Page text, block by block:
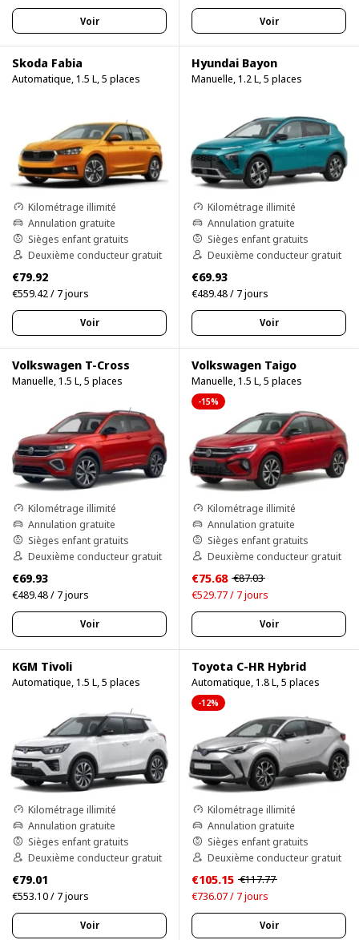
Voir Voir
Skoda Fabia
Automatique, 1.5 L, 5 places
Kilométrage illimité
Annulation gratuite
Sièges enfant gratuits
Deuxième conducteur gratuit
€79.92
€559.42 / 7 jours
Voir
Hyundai Bayon
Manuelle, 1.2 L, 5 places
Kilométrage illimité
Annulation gratuite
Sièges enfant gratuits
Deuxième conducteur gratuit
€69.93
€489.48 / 7 jours
Voir
Volkswagen T-Cross
Manuelle, 1.5 L, 5 places
Kilométrage illimité
Annulation gratuite
Sièges enfant gratuits
Deuxième conducteur gratuit
€69.93
€489.48 / 7 jours
Voir
Volkswagen Taigo
Manuelle, 1.5 L, 5 places
-15%
Kilométrage illimité
Annulation gratuite
Sièges enfant gratuits
Deuxième conducteur gratuit
€75.68 €87.03
€529.77 / 7 jours
Voir
KGM Tivoli
Automatique, 1.5 L, 5 places
Kilométrage illimité
Annulation gratuite
Sièges enfant gratuits
Deuxième conducteur gratuit
€79.01
€553.10 / 7 jours
Voir
Toyota C-HR Hybrid
Automatique, 1.8 L, 5 places
-12%
Kilométrage illimité
Annulation gratuite
Sièges enfant gratuits
Deuxième conducteur gratuit
€105.15 €117.77
€736.07 / 7 jours
Voir